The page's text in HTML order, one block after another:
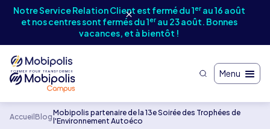
Notre Service Relation Client est fermé du 1erau 16 août
et nos centres sont fermés du 1erau 23 août. Bonnes
vacances, et à bientôt !
Menu
Accueil BlogMobipolis partenaire de la 13e Soirée des Trophées de
l'Environnement Autoéco